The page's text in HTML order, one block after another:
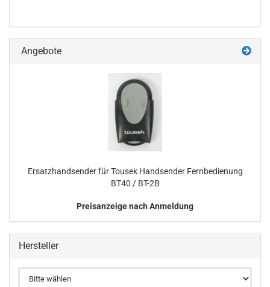
Angebote
Er­satz­hand­sen­der für Tou­sek Hand­sen­der Fern­be­die­nung
BT40 / BT-2B
Preisanzeige nach Anmeldung
Hersteller